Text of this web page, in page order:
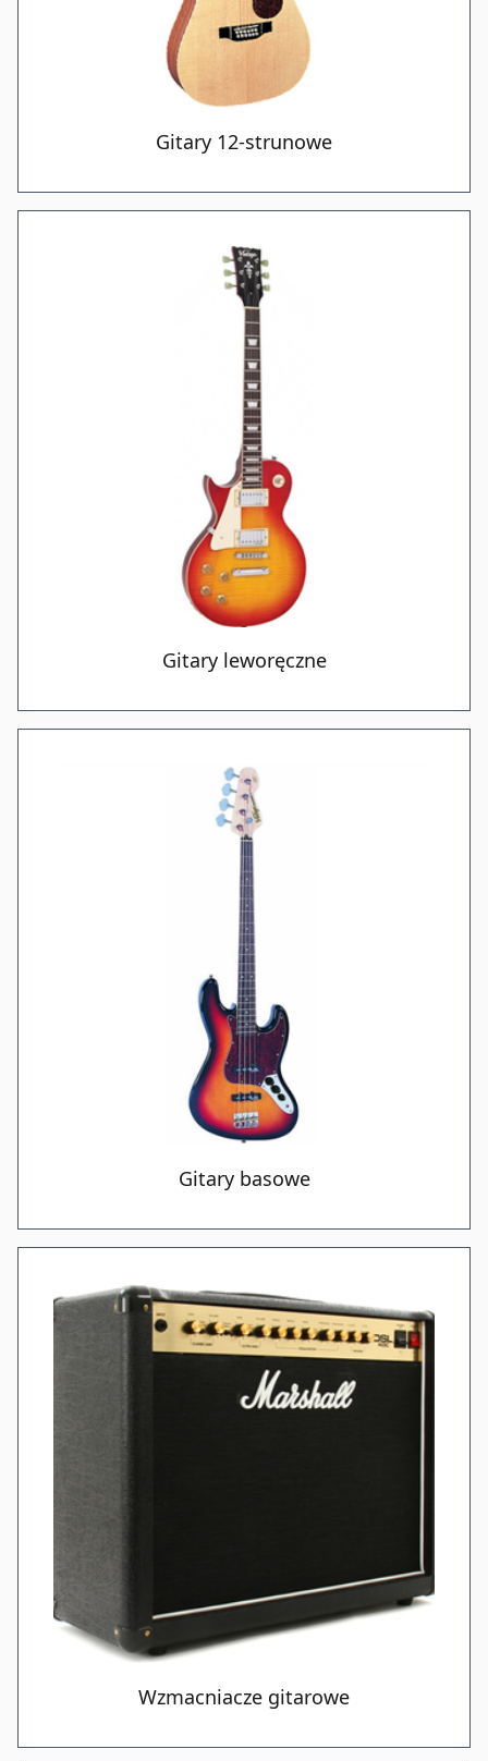
Gitary 12-strunowe
Gitary leworęczne
Gitary basowe
Wzmacniacze gitarowe